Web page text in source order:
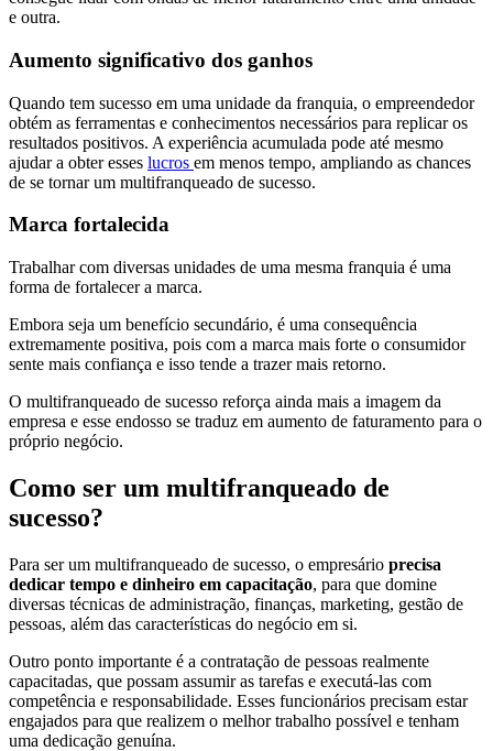
e outra.
Aumento significativo dos ganhos
Quando tem sucesso em uma unidade da franquia, o empreendedor
obtém as ferramentas e conhecimentos necessários para replicar os
resultados positivos. A experiência acumulada pode até mesmo
ajudar a obter esses lucros em menos tempo, ampliando as chances
de se tornar um multifranqueado de sucesso.
Marca fortalecida
Trabalhar com diversas unidades de uma mesma franquia é uma
forma de fortalecer a marca.
Embora seja um benefício secundário, é uma consequência
extremamente positiva, pois com a marca mais forte o consumidor
sente mais confiança e isso tende a trazer mais retorno.
O multifranqueado de sucesso reforça ainda mais a imagem da
empresa e esse endosso se traduz em aumento de faturamento para o
próprio negócio.
Como ser um multifranqueado de
sucesso?
Para ser um multifranqueado de sucesso, o empresário precisa
dedicar tempo e dinheiro em capacitação, para que domine
diversas técnicas de administração, finanças, marketing, gestão de
pessoas, além das características do negócio em si.
Outro ponto importante é a contratação de pessoas realmente
capacitadas, que possam assumir as tarefas e executá-las com
competência e responsabilidade. Esses funcionários precisam estar
engajados para que realizem o melhor trabalho possível e tenham
uma dedicação genuína.